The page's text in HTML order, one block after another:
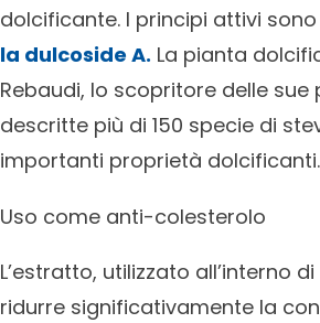
dolcificante. I principi attivi
la dulcoside A. La pianta
Rebaudi, lo scopritore delle
descritte più di 150 specie di
importanti proprietà dolcificanti.
Uso come anti-colesterolo
L’estratto, utilizzato all’interno
ridurre significativamente la